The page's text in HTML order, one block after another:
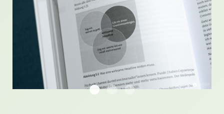
20231025 145842 Content Matters
20231025 145914 Content
20231025 145948